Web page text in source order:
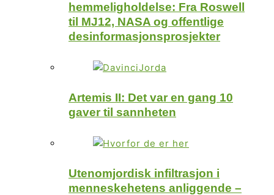
hemmeligholdelse: Fra Roswell
til MJ12, NASA og offentlige
desinformasjonsprosjekter
Artemis II: Det var en gang 10
gaver til sannheten
Utenomjordisk infiltrasjon i
menneskehetens anliggende –